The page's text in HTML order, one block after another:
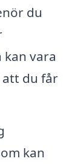
du
vara
att du får
kan